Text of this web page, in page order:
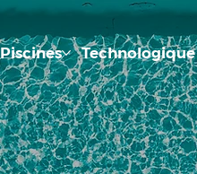
Piscines Technologique